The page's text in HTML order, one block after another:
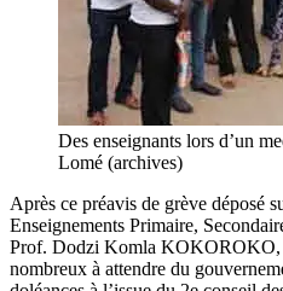
Des enseignants lors d’un
Lomé (archives)
Après ce préavis de grève déposé
Enseignements Primaire,
Prof. Dodzi Komla KOKOROKO,
nombreux à attendre du